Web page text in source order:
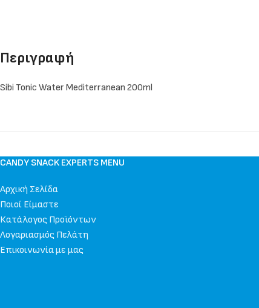
Περιγραφή
Sibi Tonic Water Mediterranean 200ml
CANDY SNACK EXPERTS MENU
Αρχική Σελίδα
Ποιοί Είμαστε
Κατάλογος Προϊόντων
Λογαριασμός Πελάτη
Επικοινωνία με μας